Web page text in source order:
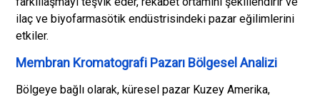
ilaç ve biyofarmasötik endüstrisindeki pazar eğilimlerini
etkiler.
Membran Kromatografi Pazarı Bölgesel Analizi
Bölgeye bağlı olarak, küresel pazar Kuzey Amerika,